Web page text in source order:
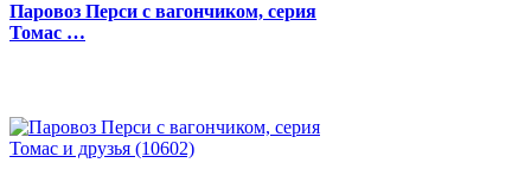
Паровоз Перси с вагончиком, серия
Томас …